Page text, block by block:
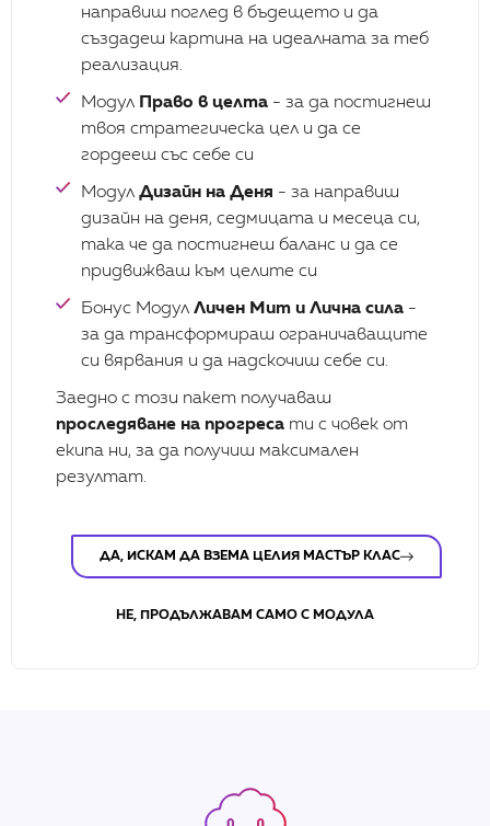
направиш поглед в бъдещето и да
създадеш картина на идеалната за теб
реализация.
Модул Право в целта- за да постигнеш
твоя стратегическа цел и да се
гордееш със себе си
Модул Дизайн на Деня - за направиш
дизайн на деня, седмицата и месеца си,
така че да постигнеш баланс и да се
придвижваш към целите си
Бонус Модул Личен Мит и Лична сила-
за да трансформираш ограничаващите
си вярвания и да надскочиш себе си.
Заедно с този пакет получаваш
проследяване на прогреса ти с човек от
екипа ни, за да получиш максимален
резултат.
ДА, ИСКАМ ДА ВЗЕМА ЦЕЛИЯ МАСТЪР КЛАС
НЕ, ПРОДЪЛЖАВАМ САМО С МОДУЛА
не се развиваше в желаната от мен посока. Елица
подходи с много интересна методика и механика по
време на срещите ни, която даде своите плодове
още след първата ни среща. С изключителен
топлота Ели ми помогна заедно да изградим
кариерен план за развитие и резултатът е налице
- вече се занимавам с професия, която наистина ме
ден!
Атанас Михнев
Проджект мениджър,София
сърцето си успеха на своите клиенти. Тя ми помогна
устна така и в писмена форма.